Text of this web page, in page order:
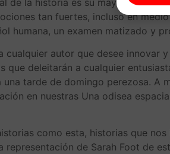
tan fuertes, incluso en
humana, un examen matizado y
cualquier autor que desee
que deleitarán a cualquier
tarde de domingo perezosa. A
en nuestras Una odisea
como esta, historias que
representación de Sarah Foot de